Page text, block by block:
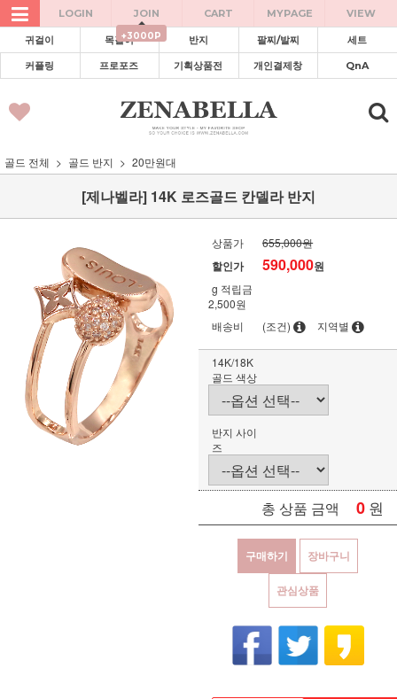
LOGIN JOIN
+3000P
CART MYPAGE VIEW
귀걸이 목걸이 반지 팔찌/발찌 세트
커플링 프로포즈 기획상품전 개인결제창 QnA
골드 전체 골드 반지 20만원대
[제나벨라] 14K 로즈골드 칸델라 반지
상품가 655,000원
할인가 590,000원
g 적립금
2,500원
배송비
(조건) 지역별
14K/18K
골드 색상
반지 사이
즈
총 상품 금액 0 원
구매하기 장바구니
관심상품